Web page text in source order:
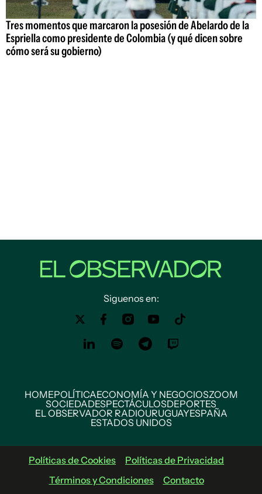
Tres momentos que marcaron la posesión de Abelardo de la
Espriella como presidente de Colombia (y qué dicen sobre
cómo será su gobierno)
Siguenos en:
HOMEPOLÍTICAECONOMÍA Y NEGOCIOSZOOM
SOCIEDADESPECTÁCULOSDEPORTES
EL OBSERVADOR RADIOURUGUAYESPAÑA
ESTADOS UNIDOS
Políticas de Cookies
Políticas de Privacidad
Términos y Condiciones
Contacto